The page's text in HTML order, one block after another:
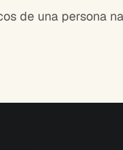
de una persona